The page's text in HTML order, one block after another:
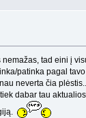
tad eini į
patinka pagal
neverta čia
dabar tau